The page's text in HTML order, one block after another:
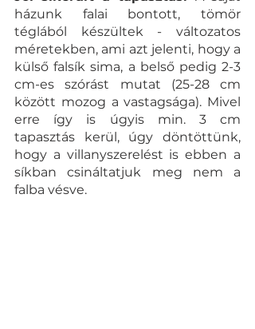
házunk falai bontott, tömör
téglából készültek - változatos
méretekben, ami azt jelenti, hogy a
külső falsík sima, a belső pedig 2-3
cm-es szórást mutat (25-28 cm
között mozog a vastagsága). Mivel
erre így is úgyis min. 3 cm
tapasztás kerül, úgy döntöttünk,
hogy a villanyszerelést is ebben a
síkban csináltatjuk meg nem a
falba vésve.